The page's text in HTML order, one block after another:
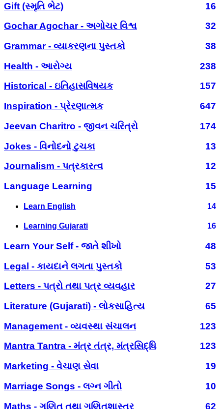
Gift (સ્મૃતિ ભેટ)
16
Gochar Agochar - અગોચર વિશ્વ
32
Grammar - વ્યાકરણના પુસ્તકો
38
Health - આરોગ્ય
238
Historical - ઇતિહાસવિષયક
157
Inspiration - પ્રેરણાત્મક
647
Jeevan Charitro - જીવન ચરિત્રો
174
Jokes - વિનોદનો ટુચકા
13
Journalism - પત્રકારત્વ
12
Language Learning
15
Learn English 14
Learning Gujarati 16
Learn Your Self - જાતે શીખો
48
Legal - કાયદાને લગતા પુસ્તકો
53
Letters - પત્રો તથા પત્ર વ્યવહાર
27
Literature (Gujarati) - લોકસાહિત્ય
65
Management - વ્યવસ્થા સંચાલન
123
Mantra Tantra - મંત્ર તંત્ર, મંત્રસિદ્ધિ
123
Marketing - વેચાણ સેવા
19
Marriage Songs - લગ્ન ગીતો
10
Maths - ગણિત તથા ગણિતશાસ્ત્ર
62